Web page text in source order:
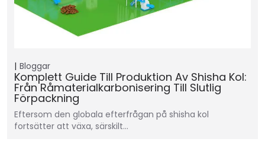
Bloggar
Komplett Guide Till Produktion Av Shisha Kol:
Från Råmaterialkarbonisering Till Slutlig
Förpackning
Eftersom den globala efterfrågan på shisha kol
fortsätter att växa, särskilt…